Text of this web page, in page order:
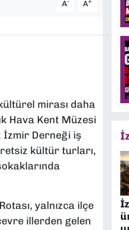
A- A+
mirası daha
Hava Kent Müzesi
Derneği iş
kültür turları,
yalnızca ilçe
illerden gelen